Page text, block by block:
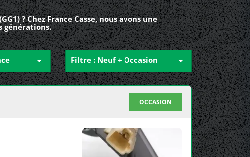
? Chez France Casse, nous avons une
générations.
 Filtre : Neuf + Occasion 
OCCASION